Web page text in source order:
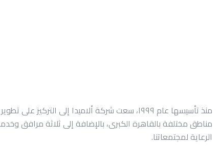
منذ تأسيسها عام ١٩٩٩، سعت شركة ألاميدا إلى
مناطق مختلفة بالقاهرة الكبرى، بالإضافة إلى ثلاثة مرافق
الرعاية لمجتمعاتنا.